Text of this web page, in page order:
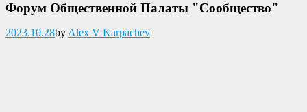
Форум Общественной Палаты "Сообщество"
Опубликовано
2023.10.28by Alex V Karpachev